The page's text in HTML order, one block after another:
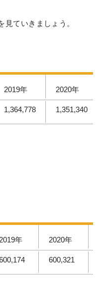
ていきましょう。
2019年 2020年
1,364,778 1,351,340
2019年 2020年
600,321